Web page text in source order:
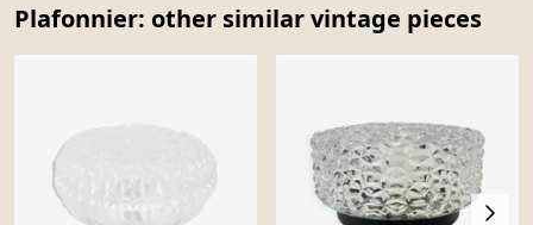
Plafonnier: other similar vintage pieces